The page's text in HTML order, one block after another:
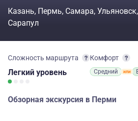
Казань Пермь Самара Ульяновск
Сарапул
Сложность маршрута
Легкий уровень
Комфорт
Средний
Обзорная экскурсия в Перми